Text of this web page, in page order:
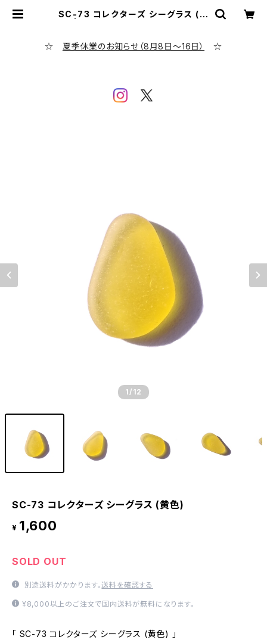
SC-73 コレクターズ シーグラス (黄
☆ 夏季休業のお知らせ（8月8日～16日） ☆
1 /12
SC-73 コレクターズ シーグラス (黄色)
¥ 1,600
SOLD OUT
別途送料がかかります。送料を確認する
¥8,000以上のご注文で国内送料が無料になります。
「 SC-73 コレクターズ シーグラス (黄色) 」